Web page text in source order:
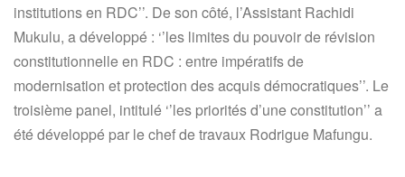
institutions en RDC’’. De son côté, l’Assistant Rachidi
Mukulu, a développé : ‘’les limites du pouvoir de révision
constitutionnelle en RDC : entre impératifs de
modernisation et protection des acquis démocratiques’’. Le
troisième panel, intitulé ‘’les priorités d’une constitution’’ a
été développé par le chef de travaux Rodrigue Mafungu.